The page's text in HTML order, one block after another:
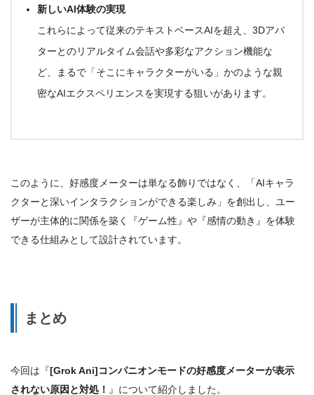
新しいAI体験の実現
これらによって従来のテキストベースAIを超え、3Dアバ
ターとのリアルタイム会話や多彩なアクション機能な
ど、まるで「そこにキャラクターがいる」かのような親
密なAIエクスペリエンスを実現する狙いがあります。
このように、 好感度メーターは単なる飾りではなく、「AIキャラ
クターと深いインタラクションができる楽しみ」を創出し、ユー
ザーが主体的に関係を築く『ゲーム性』や『感情の動き』を体験
できる仕組みとして設計されています。
まとめ
今回は『[Grok Ani]コンパニオンモードの好感度メーターが表示
されない原因と対処！ 』について紹介しました。